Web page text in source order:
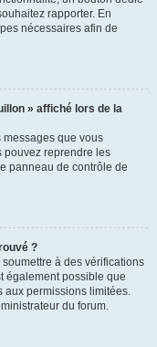
rapporter. En
nécessaires afin de
» affiché lors de la
messages que vous
pouvez reprendre les
panneau de contrôle de
?
à des vérifications
également possible que
aux permissions limitées.
du forum.